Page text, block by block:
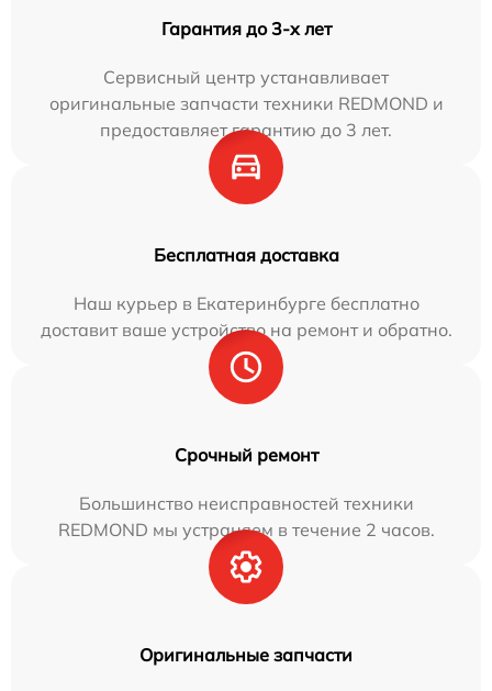
Гарантия до 3-х лет
Сервисный центр устанавливает
оригинальные запчасти техники REDMOND и
предоставляет гарантию до 3 лет.
Бесплатная доставка
Наш курьер в Екатеринбурге бесплатно
доставит ваше устройство на ремонт и обратно.
Срочный ремонт
Большинство неисправностей техники
REDMOND мы устраняем в течение 2 часов.
Оригинальные запчасти